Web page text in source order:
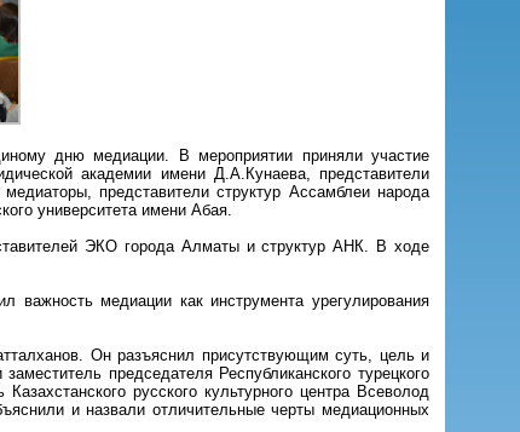
дню медиации. В мероприятии приняли участие
академии имени Д.А.Кунаева, представители
представители структур Ассамблеи народа
университета имени Абая.
ЭКО города Алматы и структур АНК. В ходе
медиации как инструмента урегулирования
Он разъяснил присутствующим суть, цель и
председателя Республиканского турецкого
русского культурного центра Всеволод
и назвали отличительные черты медиационных